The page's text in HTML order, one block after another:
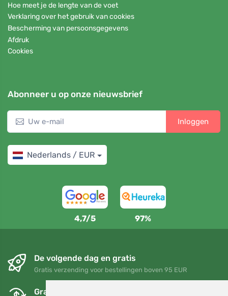
Hoe meet je de lengte van de voet
Verklaring over het gebruik van cookies
Bescherming van persoonsgegevens
Afdruk
Cookies
Abonneer u op onze nieuwsbrief
Inloggen
Nederlands / EUR
4,7/5 97%
De volgende dag en gratis
Gratis verzending voor bestellingen boven 95 EUR
Gratis ruilen en retourneren